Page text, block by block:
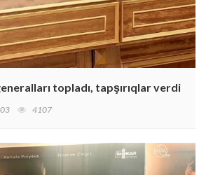
topladı, tapşırıqlar verdi
4107